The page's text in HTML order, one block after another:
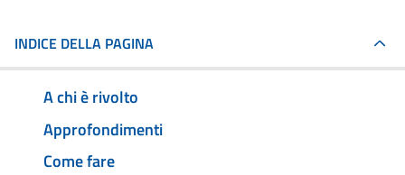
INDICE DELLA PAGINA
A chi è rivolto
Approfondimenti
Come fare